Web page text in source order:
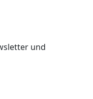
und